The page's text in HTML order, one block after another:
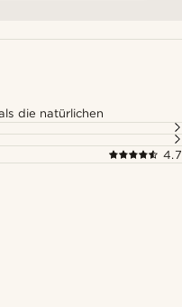
die natürlichen
4.7